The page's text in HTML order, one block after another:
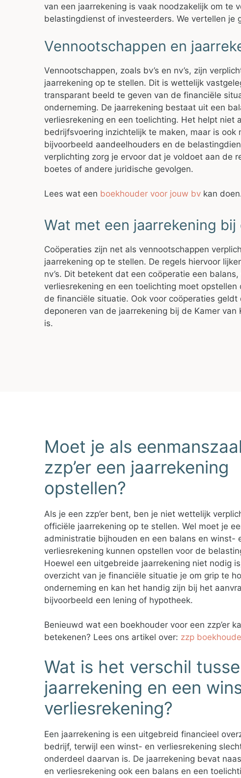
van een jaarrekening is vaak noodzakelijk om te
belastingdienst of investeerders. We vertellen je
Vennootschappen en
Vennootschappen, zoals bv’s en nv’s, zijn
jaarrekening op te stellen. Dit is wettelijk
transparant beeld te geven van de financiële
onderneming. De jaarrekening bestaat uit een
verliesrekening en een toelichting. Het helpt niet
bedrijfsvoering inzichtelijk te maken, maar is ook
bijvoorbeeld aandeelhouders en de
verplichting zorg je ervoor dat je voldoet aan de
boetes of andere juridische gevolgen.
Lees wat een boekhouder voor jouw bv kan
Wat met een jaarrekening
Coöperaties zijn net als vennootschappen
jaarrekening op te stellen. De regels hiervoor
nv’s. Dit betekent dat een coöperatie een
verliesrekening en een toelichting moet opstellen
de financiële situatie. Ook voor coöperaties
deponeren van de jaarrekening bij de Kamer van
is.
Moet je als
zzp’er een jaarrekening
opstellen?
Als je een zzp’er bent, ben je niet wettelijk
officiële jaarrekening op te stellen. Wel moet je
administratie bijhouden en een balans en winst-
verliesrekening kunnen opstellen voor de
Hoewel een uitgebreide jaarrekening niet nodig
overzicht van je financiële situatie je om grip te
onderneming en kan het handig zijn bij het
bijvoorbeeld een lening of hypotheek.
Benieuwd wat een boekhouder voor een zzp’er
betekenen? Lees ons artikel over: zzp
Wat is het verschil
jaarrekening en een
verliesrekening?
Een jaarrekening is een uitgebreid financieel
bedrijf, terwijl een winst- en verliesrekening
onderdeel daarvan is. De jaarrekening bevat
en verliesrekening ook een balans en een